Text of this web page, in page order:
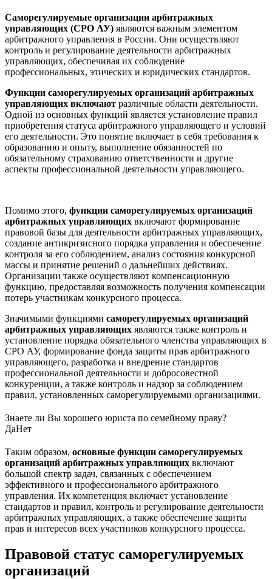
Саморегулируемые организации арбитражных
управляющих (СРО АУ) являются важным элементом
арбитражного управления в России. Они осуществляют
контроль и регулирование деятельности арбитражных
управляющих, обеспечивая их соблюдение
профессиональных, этических и юридических стандартов.
Функции саморегулируемых организаций арбитражных
управляющих включают различные области деятельности.
Одной из основных функций является установление правил
приобретения статуса арбитражного управляющего и условий
его деятельности. Это понятие включает в себя требования к
образованию и опыту, выполнение обязанностей по
обязательному страхованию ответственности и другие
аспекты профессиональной деятельности управляющего.
Помимо этого, функции саморегулируемых организаций
арбитражных управляющих включают формирование
правовой базы для деятельности арбитражных управляющих,
создание антикризисного порядка управления и обеспечение
контроля за его соблюдением, анализ состояния конкурсной
массы и принятие решений о дальнейших действиях.
Организации также осуществляют компенсационную
функцию, предоставляя возможность получения компенсации
потерь участникам конкурсного процесса.
Значимыми функциями саморегулируемых организаций
арбитражных управляющих являются также контроль и
установление порядка обязательного членства управляющих в
СРО АУ, формирование фонда защиты прав арбитражного
управляющего, разработка и внедрение стандартов
профессиональной деятельности и добросовестной
конкуренции, а также контроль и надзор за соблюдением
правил, установленных саморегулируемыми организациями.
Знаете ли Вы хорошего юриста по семейному праву?
ДаНет
Таким образом, основные функции саморегулируемых
организаций арбитражных управляющих включают
большой спектр задач, связанных с обеспечением
эффективного и профессионального арбитражного
управления. Их компетенция включает установление
стандартов и правил, контроль и регулирование деятельности
арбитражных управляющих, а также обеспечение защиты
прав и интересов всех участников конкурсного процесса.
Правовой статус саморегулируемых
организаций